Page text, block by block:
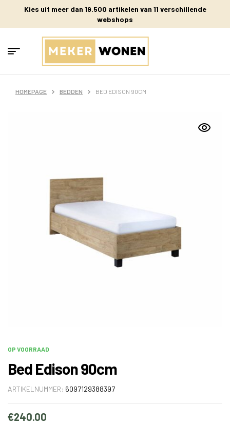
Kies uit meer dan 19.500 artikelen van 11 verschillende
webshops
HOMEPAGE BEDDEN BED EDISON 90CM
OP VOORRAAD
Bed Edison 90cm
ARTIKELNUMMER: 6097129388397
€240.00